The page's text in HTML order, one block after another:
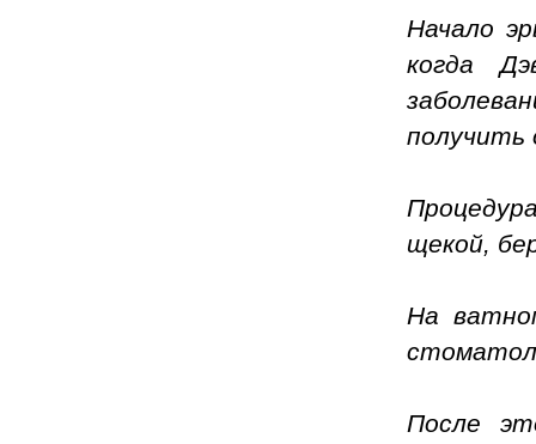
Начало
когда
получить
щекой,
На
После